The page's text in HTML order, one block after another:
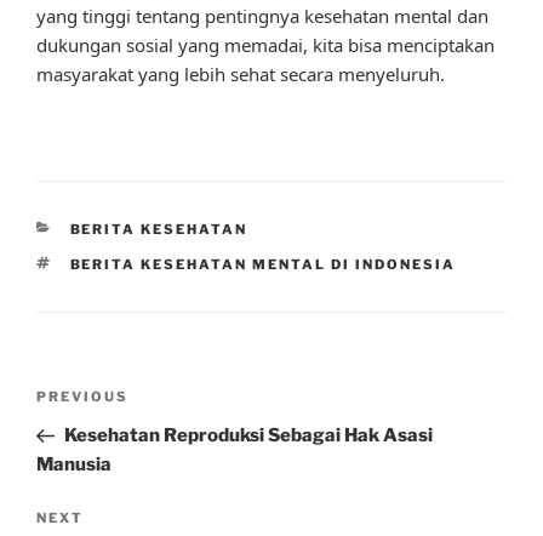
yang tinggi tentang pentingnya kesehatan mental dan
dukungan sosial yang memadai, kita bisa menciptakan
masyarakat yang lebih sehat secara menyeluruh.
CATEGORIES
BERITA KESEHATAN
TAGS
BERITA KESEHATAN MENTAL DI INDONESIA
Previous
Post
PREVIOUS
Kesehatan Reproduksi Sebagai Hak Asasi
Manusia
Next
NEXT